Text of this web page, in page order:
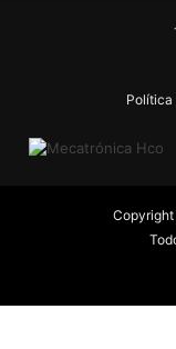
Política